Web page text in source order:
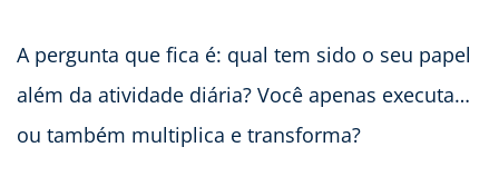
A pergunta que fica é: qual tem sido o seu papel
além da atividade diária? Você apenas executa…
ou também multiplica e transforma?